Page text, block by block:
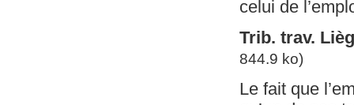
celui de
Trib. trav.
844.9 ko)
Le fait que